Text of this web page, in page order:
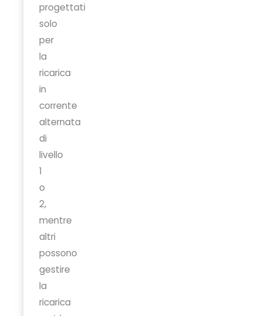
progettati
solo
per
la
ricarica
in
corrente
alternata
di
livello
1
o
2,
mentre
altri
possono
gestire
la
ricarica